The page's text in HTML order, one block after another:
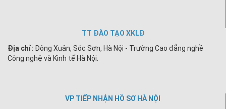
TT ĐÀO TẠO XKLĐ
Địa chỉ: Đông Xuân, Sóc Sơn, Hà Nội - Trường Cao đẳng nghề
Công nghệ và Kinh tế Hà Nội.
VP TIẾP NHẬN HỒ SƠ HÀ NỘI